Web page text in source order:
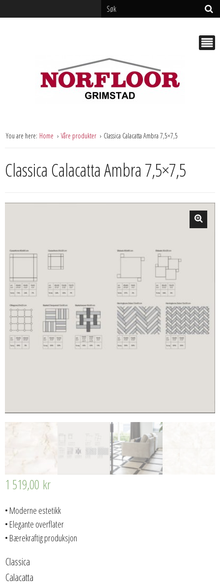
You are here: Home Våre produkter Classica Calacatta Ambra 7,5×7,5
Classica Calacatta Ambra 7,5×7,5
1 519,00 kr
• Moderne estetikk
• Elegante overflater
• Bærekraftig produksjon
Classica
Calacatta